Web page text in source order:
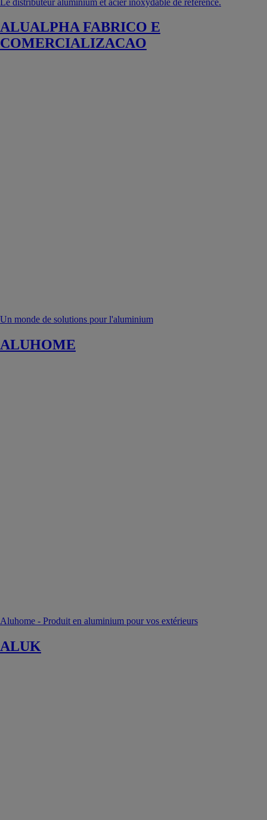
ALUALPHA FABRICO E
COMERCIALIZACAO
Un monde de solutions pour l'aluminium
ALUHOME
Aluhome - Produit en aluminium pour vos extérieurs
ALUK